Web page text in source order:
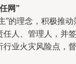
网”
”的理念，积极推
人、管理人，并
业火灾风险点，